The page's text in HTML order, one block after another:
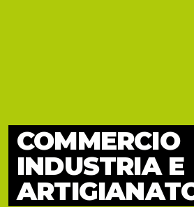
COMMERCIO
INDUSTRIA E